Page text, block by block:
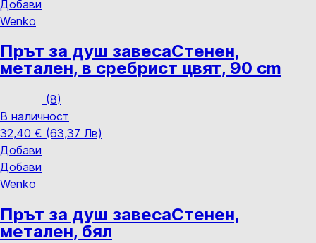
Добави
Wenko
Прът за душ завесаСтенен,
метален, в сребрист цвят, 90 cm
(8)
В наличност
32,40 € (63,37 Лв)
Добави
Добави
Wenko
Прът за душ завесаСтенен,
метален, бял